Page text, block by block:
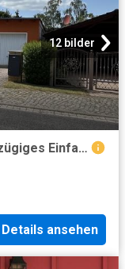
12 bilder
Ankommen und Wohlfühlen – Großzügiges Einfamilienhaus mit Doppelgarage und Gartenidylle im Leipziger Speckgürtel
Details ansehen